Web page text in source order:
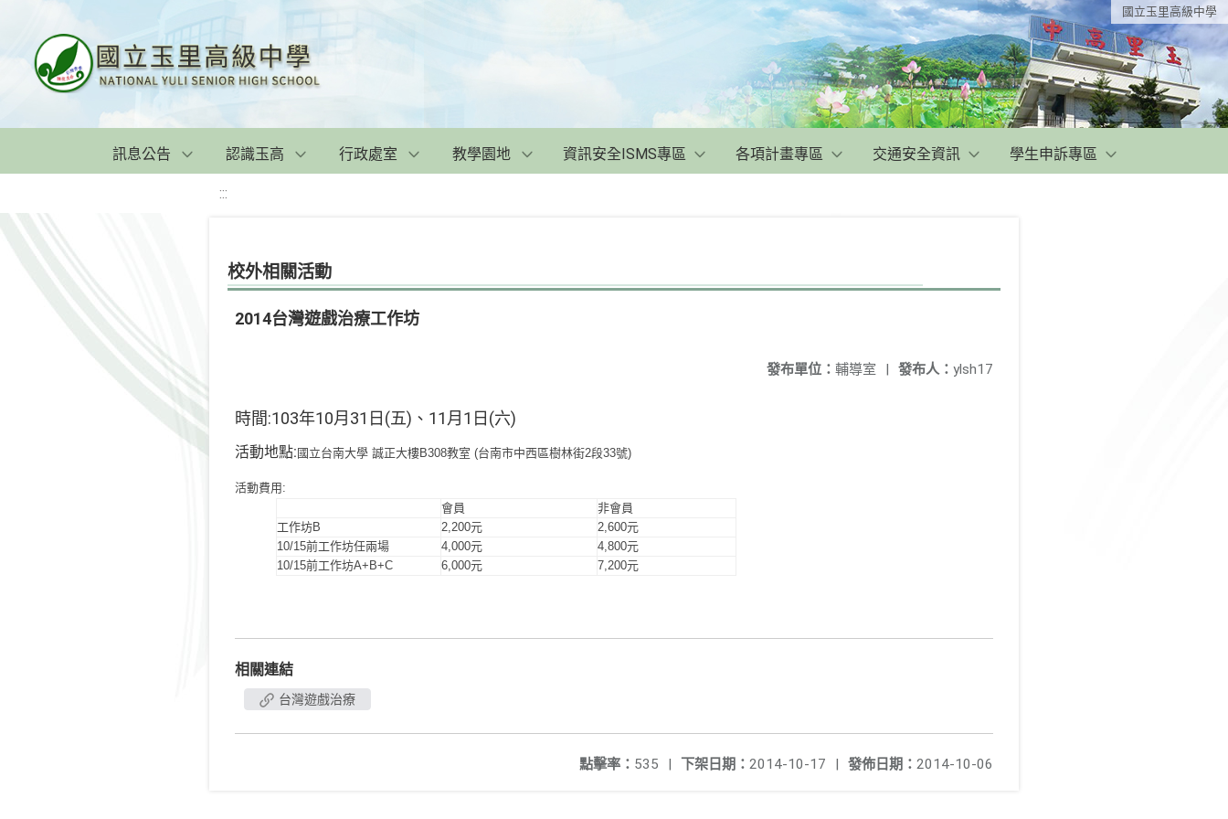
國立玉里高級中學
訊息公告 認識玉高 行政處室 教學園地 資訊安全ISMS專區 各項計畫專區 交通安全資訊 學生申訴專區
:::
校外相關活動
2014台灣遊戲治療工作坊
發布人： ylsh17
發布單位： 輔導室 |
時間:103年10月31日(五)、11月1日(六)
活動地點: 國立台南大學 誠正大樓B308教室 (台南市中西區樹林街2段33號)
活動費用:
會員
非會員
工作坊B
2,200元
2,600元
10/15前工作坊任兩場
4,000元
4,800元
10/15前工作坊A+B+C
6,000元 7,200元
相關連結
台灣遊戲治療
發佈日期： 2014-10-06
下架日期： 2014-10-17 |
點擊率： 535 |